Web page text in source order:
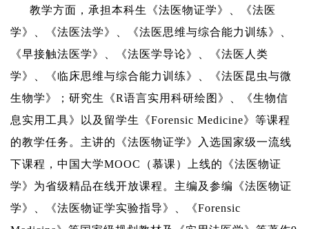
教学方面，承担本科生《法医物证学》、《法医
学》、《法医法学》、《法医思维与综合能力训练》、
《早接触法医学》、《法医学导论》、《法医人类
学》、《临床思维与综合能力训练》
、《法医昆虫与微
生物学》
；研究生《R语言实用科研绘图》、《生物信
息实用工具》以及留学生《Forensic Medicine》等课程
的教学任务。主讲的《法医物证学》入选国家级一流线
下课程，中国大学MOOC （慕课）
上线的《法医物证
学》为省级精品在线开放课程。主编及参编《法医物证
学》、《法医物证学实验指导》、《Forensic